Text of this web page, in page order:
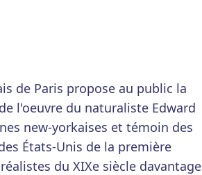
de Paris propose au public la
l'oeuvre du naturaliste Edward
new-yorkaises et témoin des
États-Unis de la première
du XIXe siècle davantage